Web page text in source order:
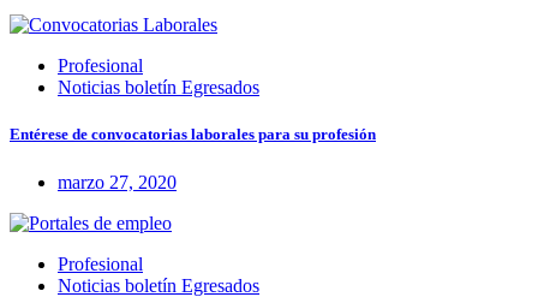
Profesional
Noticias boletín Egresados
Entérese de convocatorias laborales para su profesión
marzo 27, 2020
Profesional
Noticias boletín Egresados